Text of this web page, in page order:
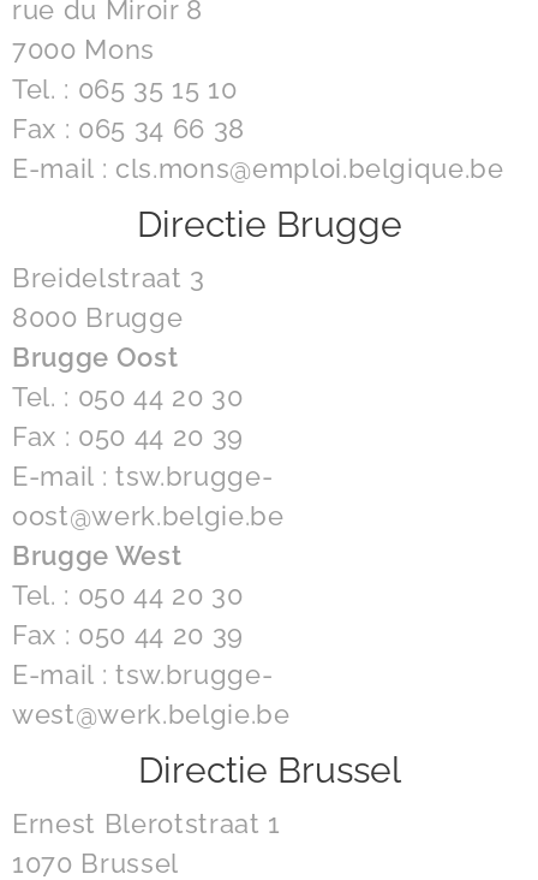
rue du Miroir 8
7000 Mons
Tel. : 065 35 15 10
Fax : 065 34 66 38
E-mail : cls.mons@emploi.belgique.be
Directie Brugge
Breidelstraat 3
8000 Brugge
Brugge Oost
Tel. : 050 44 20 30
Fax : 050 44 20 39
E-mail : tsw.brugge-
oost@werk.belgie.be
Brugge West
Tel. : 050 44 20 30
Fax : 050 44 20 39
E-mail : tsw.brugge-
west@werk.belgie.be
Directie Brussel
Ernest Blerotstraat 1
1070 Brussel